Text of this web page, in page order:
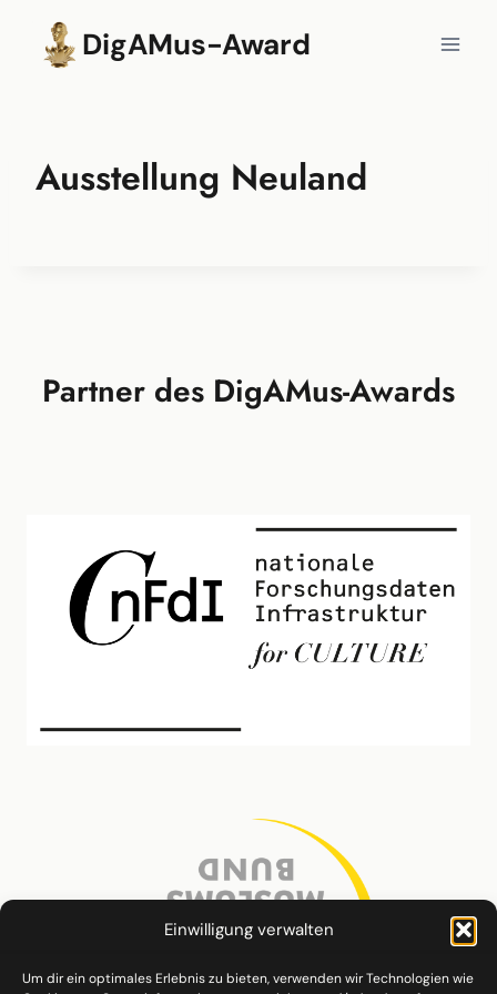
Einwilligung verwalten
Um dir ein optimales Erlebnis zu bieten, verwenden wir Technologien wie
springen
DigAMus-Award
Ausstellung Neuland
Partner des DigAMus-Awards